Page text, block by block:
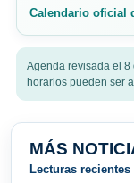
Calendario oficial
Agenda revisada el 8
horarios pueden ser
MÁS
Lecturas